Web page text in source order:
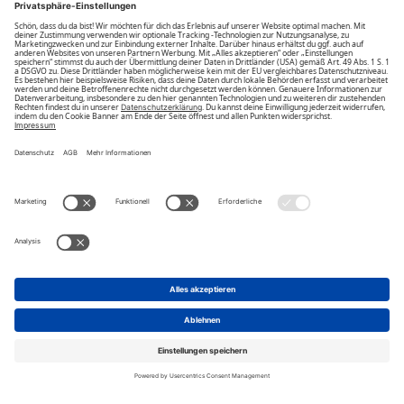
Unsere Vorteile
Unsere Partner
Bestellwiderruf
Datenschutz
Datenschutzeinstellungen